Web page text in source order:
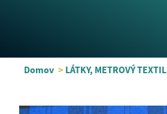
Domov > LÁTKY, METROVÝ TEXTIL